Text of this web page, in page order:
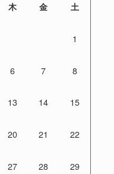
木 金 土
1
6 7 8
13 14 15
20 21 22
27 28 29